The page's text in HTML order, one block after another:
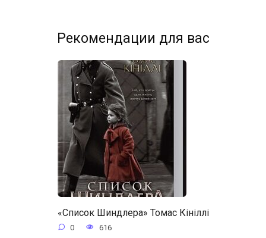
Рекомендации для вас
«Список Шиндлера» Томас Кініллі
0 616